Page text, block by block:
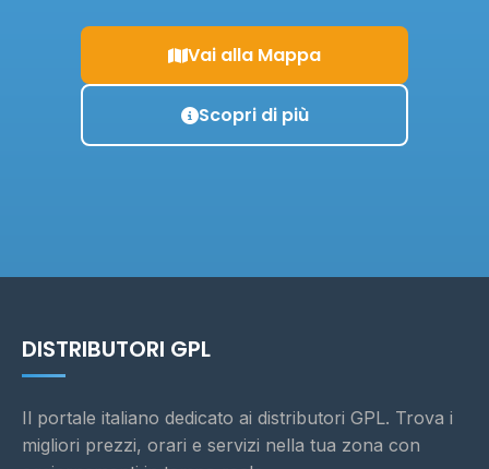
Vai alla Mappa
Scopri di più
DISTRIBUTORI GPL
Il portale italiano dedicato ai distributori GPL. Trova i
migliori prezzi, orari e servizi nella tua zona con